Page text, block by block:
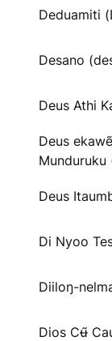
Deduamiti
Desano
Deus Athi
Deus
Munduruku
Deus
Di Nyoo
Diiloŋ-
Dios Cʉ̃